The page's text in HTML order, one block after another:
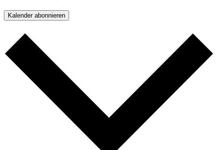
Kalender abonnieren